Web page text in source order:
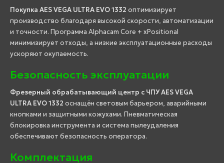
Покупка AES VEGA ULTRA EVO 1332 оптимизирует
производство благодаря высокой скорости, автоматизации
и точности. Программа Alphacam Core + xPositional
минимизирует отходы, а низкие эксплуатационные расходы
ускоряют окупаемость.
Безопасность эксплуатации
Фрезерный обрабатывающий центр с ЧПУ AES VEGA
ULTRA EVO 1332 оснащён световым барьером, аварийными
кнопками и защитными кожухами. Пневматическая
блокировка инструмента и система пылеудаления
обеспечивают безопасность оператора.
Комплектация